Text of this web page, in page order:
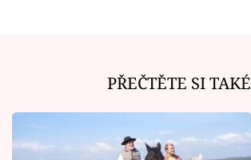
Sledujte nás
PŘEČTĚTE SI TAKÉ